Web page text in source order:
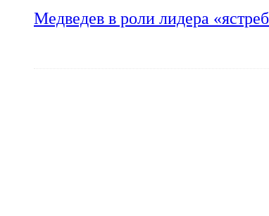
Медведев в роли лидера